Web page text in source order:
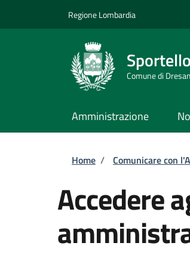
Regione Lombardia
Comune di
Amministrazione
Briciole di
Home / Comunicare con
Accedere